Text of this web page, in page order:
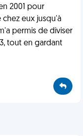
2001 pour
chez eux jusqu'à
permis de diviser
tout en gardant